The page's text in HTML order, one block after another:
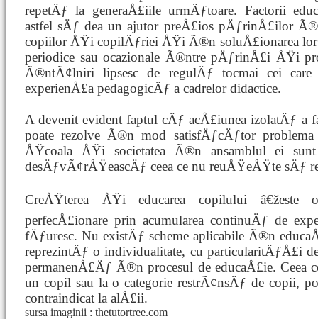
repetÄƒ la generaÅ£iile urmÄƒtoare. Factorii
astfel sÄƒ dea un ajutor preÅ£ios pÄƒrinÅ£ilor
copiilor ÅŸi copilÄƒriei ÅŸi Ã®n soluÅ£ionarea
periodice sau ocazionale Ã®ntre pÄƒrinÅ£i ÅŸi
Ã®ntÃ¢lniri lipsesc de regulÄƒ tocmai cei
experienÅ£a pedagogicÄƒ a cadrelor didactice.
A devenit evident faptul cÄƒ acÅ£iunea izolatÄƒ a
poate rezolve Ã®n mod satisfÄƒcÄƒtor
ÅŸcoala ÅŸi societatea Ã®n ansamblul ei
desÄƒvÃ¢rÅŸeascÄƒ ceea ce nu reuÅŸeÅŸte sÄƒ
CreÅŸterea ÅŸi educarea copilului â€žeste
perfecÅ£ionare prin acumularea continuÄƒ de
fÄƒuresc. Nu existÄƒ scheme aplicabile Ã®n
reprezintÄƒ o individualitate, cu particularitÄƒÅ£i
permanenÅ£Äƒ Ã®n procesul de educaÅ£ie. Ceea
un copil sau la o categorie restrÃ¢nsÄƒ de copii,
contraindicat la alÅ£ii.
sursa imaginii : thetutortree.com